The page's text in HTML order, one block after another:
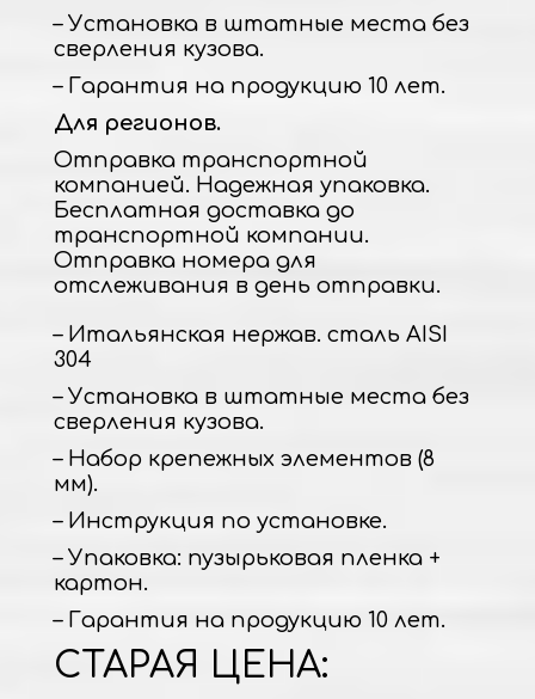
– Установка в штатные места без
сверления кузова.
– Гарантия на продукцию 10 лет.
Для регионов.
Отправка транспортной
компанией. Надежная упаковка.
Бесплатная доставка до
транспортной компании.
Отправка номера для
отслеживания в день отправки.
– Итальянская нержав. сталь AISI
304
– Установка в штатные места без
сверления кузова.
– Набор крепежных элементов (8
мм).
– Инструкция по установке.
– Упаковка: пузырьковая пленка +
картон.
– Гарантия на продукцию 10 лет.
СТАРАЯ ЦЕНА: